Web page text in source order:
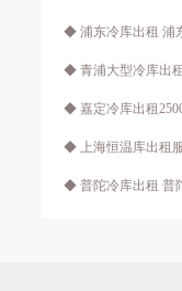
◆ ​浦东冷库出租 浦
◆ 青浦大型冷库出
◆ 嘉定冷库出租
◆ 上海恒温库出租
◆ 普陀冷库出租 普